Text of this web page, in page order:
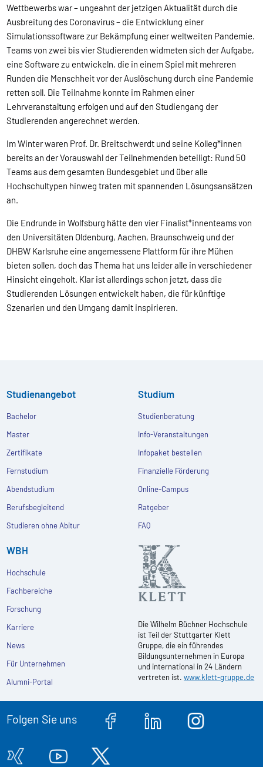
Wettbewerbs war – ungeahnt der jetzigen Aktualität durch die
Ausbreitung des Coronavirus – die Entwicklung einer
Simulationssoftware zur Bekämpfung einer weltweiten Pandemie.
Teams von zwei bis vier Studierenden widmeten sich der Aufgabe,
eine Software zu entwickeln, die in einem Spiel mit mehreren
Runden die Menschheit vor der Auslöschung durch eine Pandemie
retten soll. Die Teilnahme konnte im Rahmen einer
Lehrveranstaltung erfolgen und auf den Studiengang der
Studierenden angerechnet werden.
Im Winter waren Prof. Dr. Breitschwerdt und seine Kolleg*innen
bereits an der Vorauswahl der Teilnehmenden beteiligt: Rund 50
Teams aus dem gesamten Bundesgebiet und über alle
Hochschultypen hinweg traten mit spannenden Lösungsansätzen
an.
Die Endrunde in Wolfsburg hätte den vier Finalist*innenteams von
den Universitäten Oldenburg, Aachen, Braunschweig und der
DHBW Karlsruhe eine angemessene Plattform für ihre Mühen
bieten sollen, doch das Thema hat uns leider alle in verschiedener
Hinsicht eingeholt. Klar ist allerdings schon jetzt, dass die
Studierenden Lösungen entwickelt haben, die für künftige
Szenarien und den Umgang damit inspirieren.
Studienangebot
Bachelor
Master
Zertifikate
Fernstudium
Abendstudium
Berufsbegleitend
Studieren ohne Abitur
Studium
Studienberatung
Info-Veranstaltungen
Infopaket bestellen
Finanzielle Förderung
Online-Campus
Ratgeber
FAQ
WBH
Hochschule
Fachbereiche
Forschung
Karriere
News
Für Unternehmen
Alumni-Portal
Die Wilhelm Büchner Hochschule
ist Teil der Stuttgarter Klett
Gruppe, die ein führendes
Bildungsunternehmen in Europa
und international in 24 Ländern
vertreten ist.www.klett-gruppe.de
Folgen Sie uns